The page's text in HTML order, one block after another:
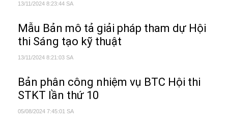
13/11/2024 8:23:44 SA
Mẫu Bản mô tả giải pháp tham dự Hội
thi Sáng tạo kỹ thuật
13/11/2024 8:21:03 SA
Bản phân công nhiệm vụ BTC Hội thi
STKT lần thứ 10
05/08/2024 7:45:01 SA